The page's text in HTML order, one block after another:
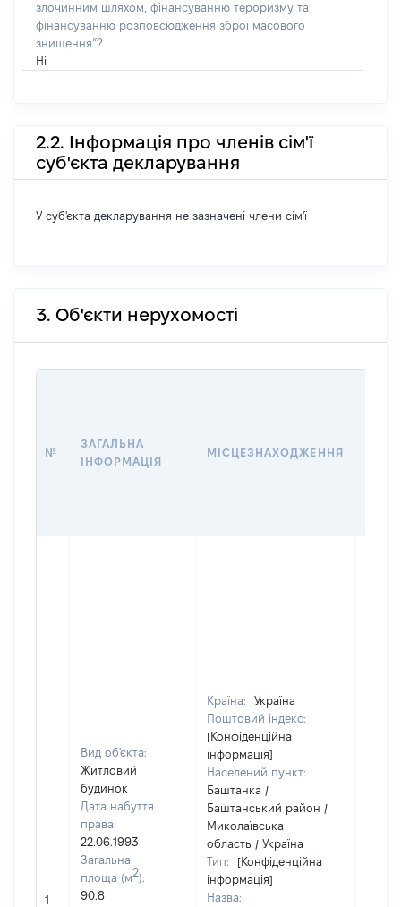
злочинним шляхом, фінансуванню тероризму та
фінансуванню розповсюдження зброї масового
знищення”?
Ні
2.2. Інформація про членів сім'ї
суб'єкта декларування
У суб'єкта декларування не зазначені члени сім'ї
3. Об'єкти нерухомості
№
ЗАГАЛЬНА
ІНФОРМАЦІЯ
МІСЦЕЗНАХОДЖЕННЯ
1
Вид об'єкта:
Житловий
будинок
Дата набуття
права:
22.06.1993
Загальна
площа (м2):
90.8
Країна:
Україна
Поштовий індекс:
[Конфіденційна
інформація]
Населений пункт:
Баштанка /
Баштанський район /
Миколаївська
область / Україна
Тип:
[Конфіденційна
інформація]
Назва: